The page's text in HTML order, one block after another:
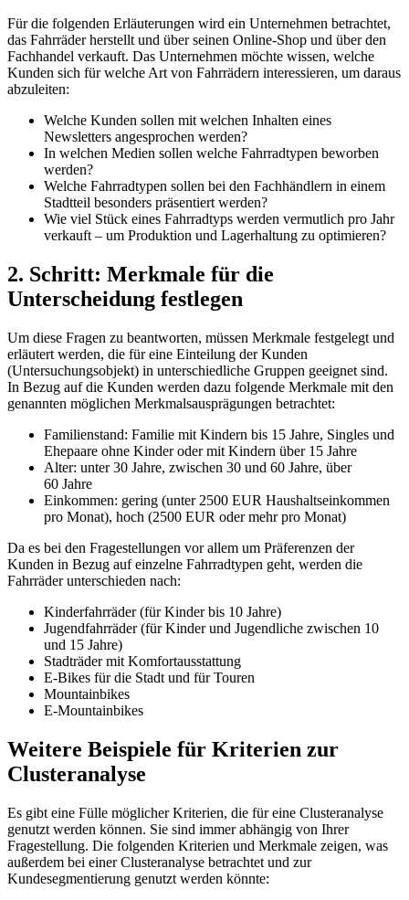
Für die folgenden Erläuterungen wird ein Unternehmen betrachtet,
das Fahrräder herstellt und über seinen Online-Shop und über den
Fachhandel verkauft. Das Unternehmen möchte wissen, welche
Kunden sich für welche Art von Fahrrädern interessieren, um daraus
abzuleiten:
Welche Kunden sollen mit welchen Inhalten eines
Newsletters angesprochen werden?
In welchen Medien sollen welche Fahrradtypen beworben
werden?
Welche Fahrradtypen sollen bei den Fachhändlern in einem
Stadtteil besonders präsentiert werden?
Wie viel Stück eines Fahrradtyps werden vermutlich pro Jahr
verkauft – um Produktion und Lagerhaltung zu optimieren?
2. Schritt: Merkmale für die
Unterscheidung festlegen
Um diese Fragen zu beantworten, müssen Merkmale festgelegt und
erläutert werden, die für eine Einteilung der Kunden
(Untersuchungsobjekt) in unterschiedliche Gruppen geeignet sind.
In Bezug auf die Kunden werden dazu folgende Merkmale mit den
genannten möglichen Merkmalsausprägungen betrachtet:
Familienstand: Familie mit Kindern bis 15 Jahre, Singles und
Ehepaare ohne Kinder oder mit Kindern über 15 Jahre
Alter: unter 30 Jahre, zwischen 30 und 60 Jahre, über
60 Jahre
Einkommen: gering (unter 2500 EUR Haushaltseinkommen
pro Monat), hoch (2500 EUR oder mehr pro Monat)
Da es bei den Fragestellungen vor allem um Präferenzen der
Kunden in Bezug auf einzelne Fahrradtypen geht, werden die
Fahrräder unterschieden nach:
Kinderfahrräder (für Kinder bis 10 Jahre)
Jugendfahrräder (für Kinder und Jugendliche zwischen 10
und 15 Jahre)
Stadträder mit Komfortausstattung
E-Bikes für die Stadt und für Touren
Mountainbikes
E-Mountainbikes
Weitere Beispiele für Kriterien zur
Clusteranalyse
Es gibt eine Fülle möglicher Kriterien, die für eine Clusteranalyse
genutzt werden können. Sie sind immer abhängig von Ihrer
Fragestellung. Die folgenden Kriterien und Merkmale zeigen, was
außerdem bei einer Clusteranalyse betrachtet und zur
Kundesegmentierung genutzt werden könnte: